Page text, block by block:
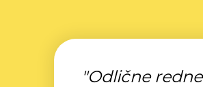
"Odlične redne